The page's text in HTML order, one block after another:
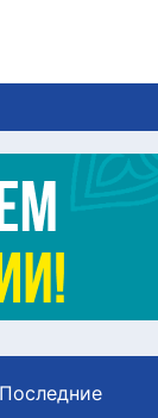
Политика
Экономика
Культура
Служба
Последние